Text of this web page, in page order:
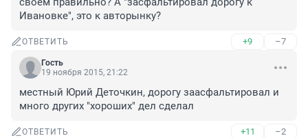
Ивановке", это к авторынку?
ОТВЕТИТЬ +9 –7
Гость
19 ноября 2015, 21:22
местный Юрий Деточкин, дорогу заасфальтировал и
много других "хороших" дел сделал
ОТВЕТИТЬ +11 –2